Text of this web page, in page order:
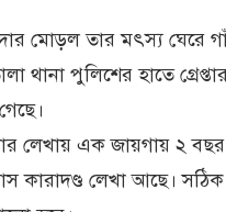
মোড়ল তার মৎস্য ঘেরে
থানা পুলিশের হাতে
লেখায় এক জায়গায় ২
কারাদণ্ড লেখা আছে। সঠিক